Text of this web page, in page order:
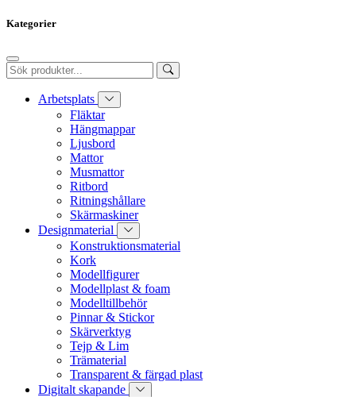
Kategorier
Arbetsplats
Fläktar
Hängmappar
Ljusbord
Mattor
Musmattor
Ritbord
Ritningshållare
Skärmaskiner
Designmaterial
Konstruktionsmaterial
Kork
Modellfigurer
Modellplast & foam
Modelltillbehör
Pinnar & Stickor
Skärverktyg
Tejp & Lim
Trämaterial
Transparent & färgad plast
Digitalt skapande